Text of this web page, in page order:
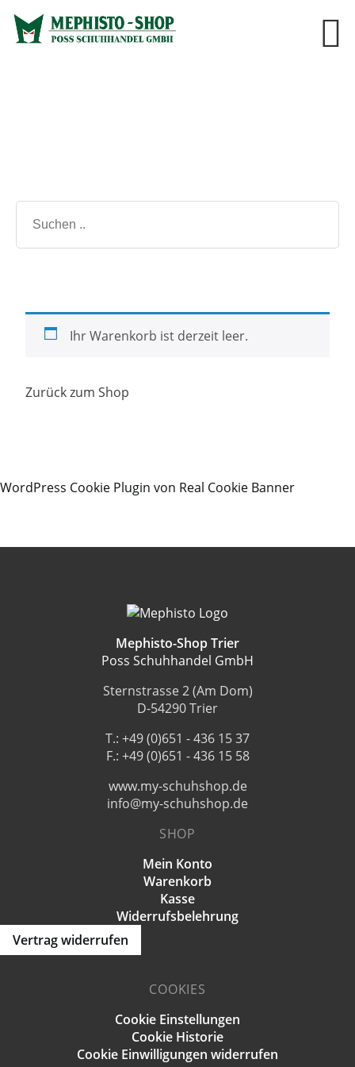
Ihr Warenkorb ist derzeit leer.
Zurück zum Shop
WordPress Cookie Plugin von Real Cookie Banner
Mephisto-Shop Trier
Poss Schuhhandel GmbH
Sternstrasse 2 (Am Dom)
D-54290 Trier
T.: +49 (0)651 - 436 15 37
F.: +49 (0)651 - 436 15 58
www.my-schuhshop.de
info@my-schuhshop.de
SHOP
Mein Konto
Warenkorb
Kasse
Widerrufsbelehrung
Vertrag widerrufen
COOKIES
Cookie Einstellungen
Cookie Historie
Cookie Einwilligungen widerrufen